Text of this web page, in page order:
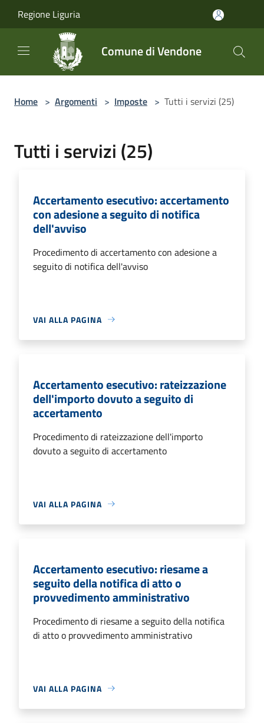
Regione Liguria
Comune di Vendone
Home > Argomenti > Imposte > Tutti i servizi (25)
Tutti i servizi (25)
Accertamento esecutivo: accertamento
con adesione a seguito di notifica
dell'avviso
Procedimento di accertamento con adesione a
seguito di notifica dell'avviso
VAI ALLA PAGINA
Accertamento esecutivo: rateizzazione
dell'importo dovuto a seguito di
accertamento
Procedimento di rateizzazione dell'importo
dovuto a seguito di accertamento
VAI ALLA PAGINA
Accertamento esecutivo: riesame a
seguito della notifica di atto o
provvedimento amministrativo
Procedimento di riesame a seguito della notifica
di atto o provvedimento amministrativo
VAI ALLA PAGINA